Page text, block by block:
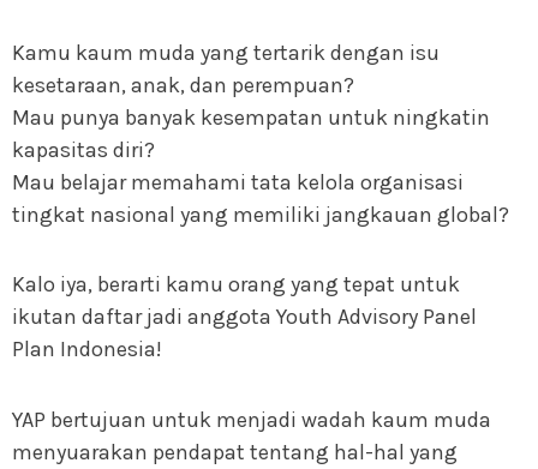
Kamu kaum muda yang tertarik dengan isu
kesetaraan, anak, dan perempuan?
Mau punya banyak kesempatan untuk ningkatin
kapasitas diri?
Mau belajar memahami tata kelola organisasi
tingkat nasional yang memiliki jangkauan global?
Kalo iya, berarti kamu orang yang tepat untuk
ikutan daftar jadi anggota Youth Advisory Panel
Plan Indonesia!
YAP bertujuan untuk menjadi wadah kaum muda
menyuarakan pendapat tentang hal-hal yang